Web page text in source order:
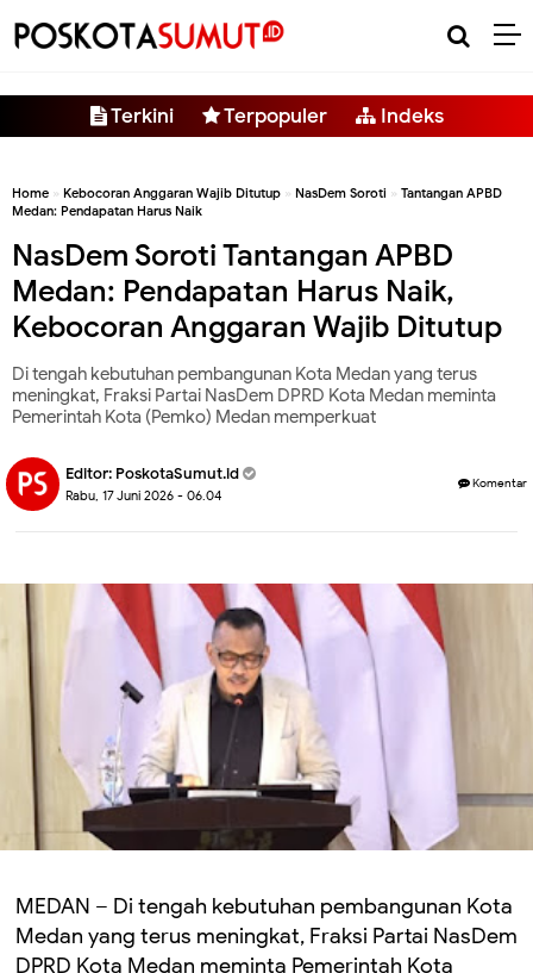
Terkini Terpopuler Indeks
Home » Kebocoran Anggaran Wajib Ditutup » NasDem Soroti » Tantangan APBD
Medan: Pendapatan Harus Naik
NasDem Soroti Tantangan APBD
Medan: Pendapatan Harus Naik,
Kebocoran Anggaran Wajib Ditutup
Di tengah kebutuhan pembangunan Kota Medan yang terus
meningkat, Fraksi Partai NasDem DPRD Kota Medan meminta
Pemerintah Kota (Pemko) Medan memperkuat
Editor: PoskotaSumut.id
Rabu, 17 Juni 2026 - 06.04
Komentar
MEDAN – Di tengah kebutuhan pembangunan Kota
Medan yang terus meningkat, Fraksi Partai NasDem
DPRD Kota Medan meminta Pemerintah Kota